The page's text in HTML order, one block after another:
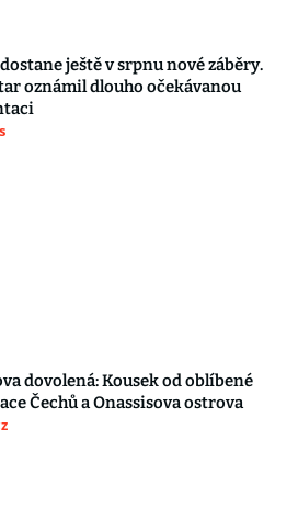
ještě v srpnu nové záběry.
oznámil dlouho očekávanou
dovolená: Kousek od oblíbené
Čechů a Onassisova ostrova